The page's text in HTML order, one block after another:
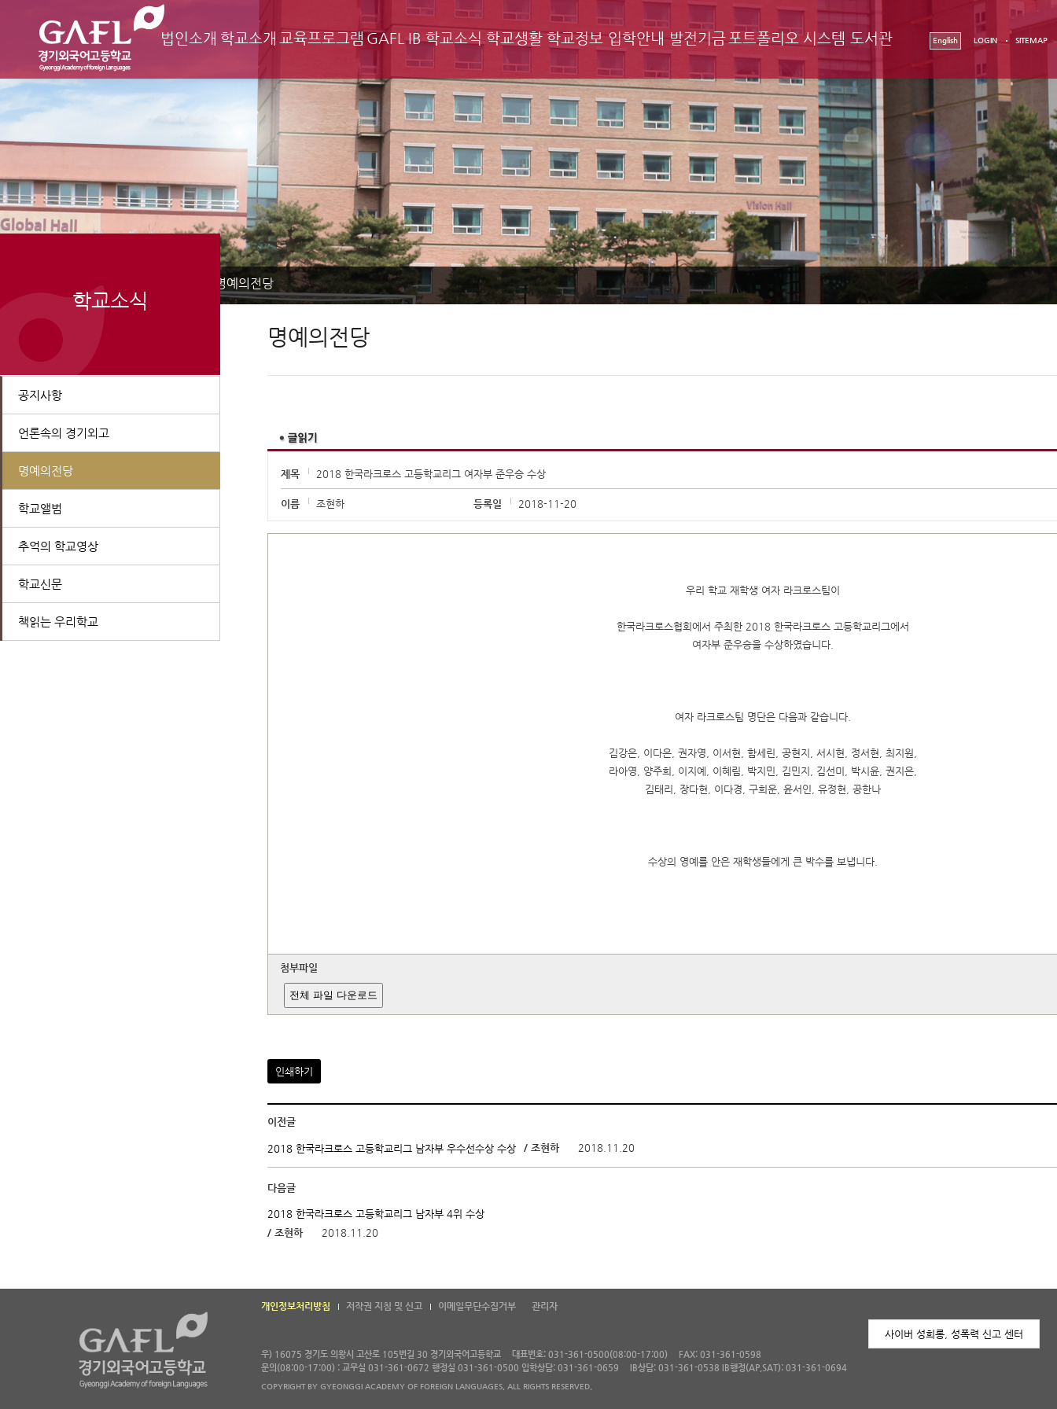
English LOGIN SITEMAP
법인소개 학교소개 교육프로그램 GAFL IB 학교소식 학교생활 학교정보 입학안내 발전기금포트폴리오 시스템 도서관
Home 명예의전당
학교소식
공지사항
언론속의 경기외고
명예의전당
학교앨범
추억의 학교영상
학교신문
책읽는 우리학교
명예의전당
제목 2018 한국라크로스 고등학교리그 여자부 준우승 수상
이름 조현하 등록일 2018-11-20
우리 학교 재학생 여자 라크로스팀이
한국라크로스협회에서 주최한 2018 한국라크로스 고등학교리그에서
여자부 준우승을 수상하였습니다.
여자 라크로스팀 명단은 다음과 같습니다.
김강은, 이다은, 권자영, 이서현, 함세린, 공현지, 서시현, 정서현, 최지원,
라아영, 양주희, 이지예, 이혜림, 박지민, 김민지, 김선미, 박시윤, 권지은,
김태리, 장다현, 이다경, 구희운, 윤서인, 유정현, 공한나
수상의 영예를 안은 재학생들에게 큰 박수를 보냅니다.
첨부파일
전체 파일 다운로드
인쇄하기
이전글
2018 한국라크로스 고등학교리그 남자부 우수선수상 수상 / 조현하 2018.11.20
다음글
2018 한국라크로스 고등학교리그 남자부 4위 수상
/ 조현하
2018.11.20
개인정보처리방침 저작권 지침 및 신고 이메일무단수집거부 관리자
우) 16075 경기도 의왕시 고산로 105번길 30 경기외국어고등학교 대표번호: 031-361-0500(08:00-17:00)
FAX: 031-361-0598
문의(08:00-17:00) : 교무실 031-361-0672 행정실 031-361-0500 입학상담: 031-361-0659
IB상담: 031-361-0538 IB행정(AP,SAT): 031-361-0694
COPYRIGHT BY GYEONGGI ACADEMY OF FOREIGN LANGUAGES. ALL RIGHTS RESERVED.
사이버 성희롱, 성폭력 신고 센터